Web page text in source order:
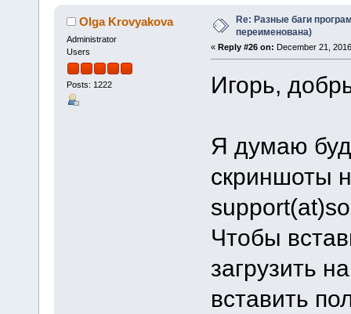
Olga Krovyakova
Administrator
Users
Posts: 1222
Re: Разные баги
переименована)
« Reply #26 on: December 21,
Игорь,
Я думаю
скриншоты
Чтобы
загрузить
вставить